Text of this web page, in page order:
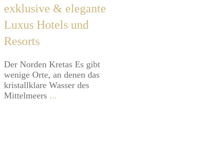
exklusive & elegante
Luxus Hotels und
Resorts
Der Norden Kretas Es gibt
wenige Orte, an denen das
kristallklare Wasser des
Mittelmeers ...